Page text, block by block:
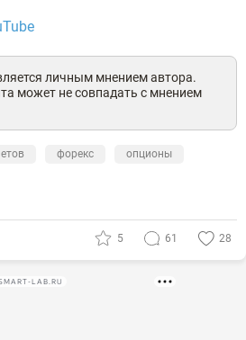
личным мнением автора.
может не совпадать с мнением
форекс опционы
5 61 28
LAB.RU